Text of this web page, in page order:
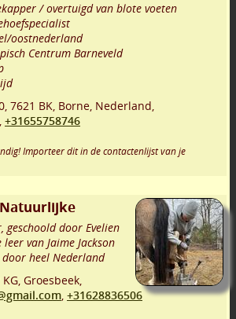
/ overtuigd van blote voeten
oostnederland
Centrum Barneveld
, 7621 BK, Borne, Nederland,
, +31655758746
Importeer dit in de contactenlijst van je
door Evelien
van Jaime Jackson
heel Nederland
, Groesbeek,
, +31628836506